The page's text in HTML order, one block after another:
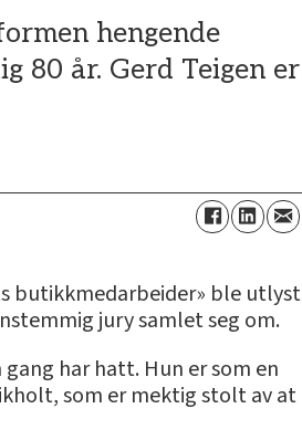
hengende
80 år. Gerd Teigen er
butikkmedarbeider» ble utlyst
jury samlet seg om.
har hatt. Hun er som en
som er mektig stolt av at